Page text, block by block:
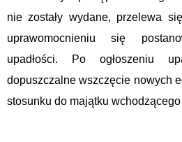
nie zostały wydane, przelewa
uprawomocnieniu się
upadłości. Po ogłoszeniu
dopuszczalne wszczęcie nowych
stosunku do majątku wchodzącego